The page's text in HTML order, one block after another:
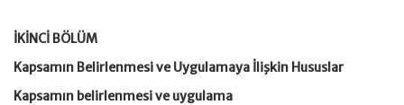
İKİNCİ BÖLÜM
Kapsamın Belirlenmesi ve Uygulamaya İlişkin Hususlar
Kapsamın belirlenmesi ve uygulama